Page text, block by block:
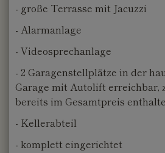
- große Terrasse mit Jacuzzi
- Alarmanlage
- Videosprechanlage
- 2 Garagenstellplätze in der
Garage mit Autolift erreichbar,
bereits im Gesamtpreis
- Kellerabteil
- komplett eingerichtet